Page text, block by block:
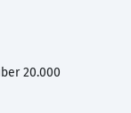
20.000